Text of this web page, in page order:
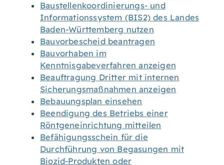
Baustellenkoordinierungs- und
Informationssystem (BIS2) des Landes
Baden-Württemberg nutzen
Bauvorbescheid beantragen
Bauvorhaben im
Kenntnisgabeverfahren anzeigen
Beauftragung Dritter mit internen
Sicherungsmaßnahmen anzeigen
Bebauungsplan einsehen
Beendigung des Betriebs einer
Röntgeneinrichtung mitteilen
Befähigungsschein für die
Durchführung von Begasungen mit
Biozid-Produkten oder